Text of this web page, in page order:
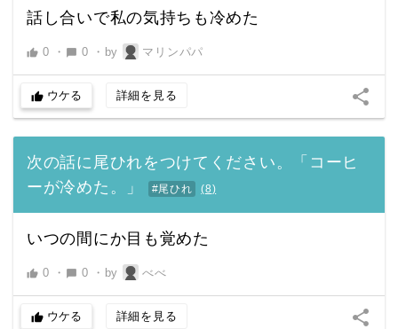
話し合いで私の気持ちも冷めた
thumb_up 0 ・ chat_bubble 0 ・ by マリンパパ
thumb_up ウケる 詳細を見る share
次の話に尾ひれをつけてください。「コーヒ
ーが冷めた。」
#尾ひれ (8)
いつの間にか目も覚めた
thumb_up 0 ・ chat_bubble 0 ・ by べべ
thumb_up ウケる 詳細を見る share